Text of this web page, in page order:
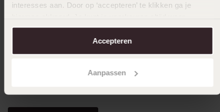
interesses aan. Door op ‘accepteren’ te klikken ga je
aanpassen. Lees er meer over in onscookiebeleid.
Accepteren
Aanpassen
Kundenservice